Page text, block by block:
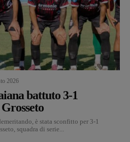
2026
battuto 3-1
è stata sconfitto per 3-1
squadra di serie...